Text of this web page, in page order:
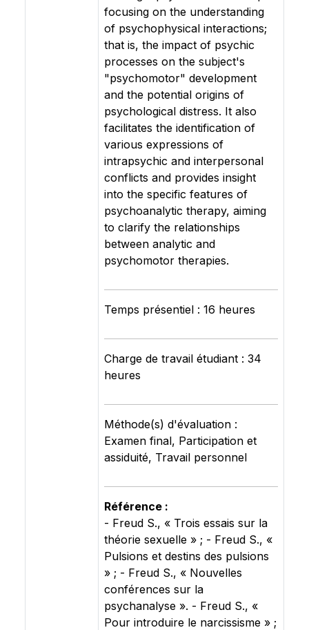
focusing on the understanding
of psychophysical interactions;
that is, the impact of psychic
processes on the subject's
"psychomotor" development
and the potential origins of
psychological distress. It also
facilitates the identification of
various expressions of
intrapsychic and interpersonal
conflicts and provides insight
into the specific features of
psychoanalytic therapy, aiming
to clarify the relationships
between analytic and
psychomotor therapies.
Temps présentiel : 16 heures
Charge de travail étudiant : 34
heures
Méthode(s) d'évaluation :
Examen final, Participation et
assiduité, Travail personnel
Référence :
- Freud S., « Trois essais sur la
théorie sexuelle » ; - Freud S., «
Pulsions et destins des pulsions
» ; - Freud S., « Nouvelles
conférences sur la
psychanalyse ». - Freud S., «
Pour introduire le narcissisme » ;